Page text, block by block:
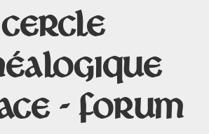
Cercle
- Forum